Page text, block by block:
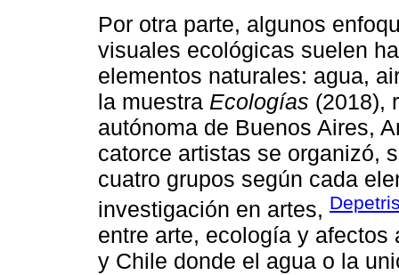
Por otra parte, algunos
visuales ecológicas suelen
elementos naturales: agua,
la muestra Ecologías (2018),
autónoma de Buenos Aires,
catorce artistas se organizó,
cuatro grupos según cada
investigación en artes,
entre arte, ecología y
y Chile donde el agua o la